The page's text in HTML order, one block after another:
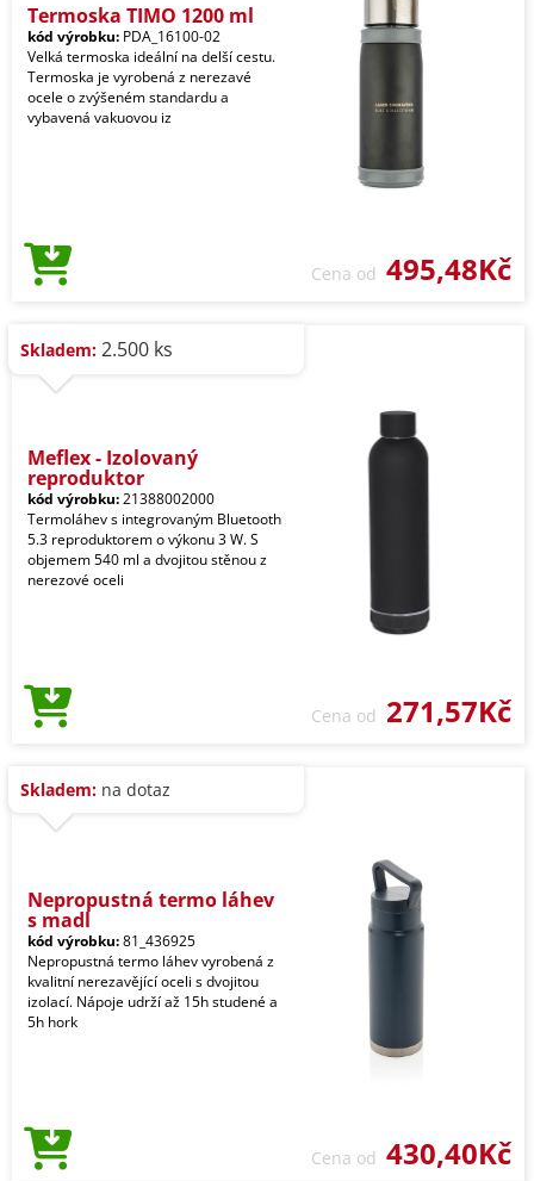
Termoska TIMO 1200 ml
kód výrobku: PDA_16100-02
Velká termoska ideální na delší cestu.
Termoska je vyrobená z nerezavé
ocele o zvýšeném standardu a
vybavená vakuovou iz
Cena od 495,48Kč
Skladem: 2.500 ks
Meflex - Izolovaný
reproduktor
kód výrobku:21388002000
Termoláhev s integrovaným Bluetooth
5.3 reproduktorem o výkonu 3 W. S
objemem 540 ml a dvojitou stěnou z
nerezové oceli
Cena od 271,57Kč
Skladem: na dotaz
Nepropustná termo láhev
s madl
kód výrobku:81_436925
Nepropustná termo láhev vyrobená z
kvalitní nerezavějící oceli s dvojitou
izolací. Nápoje udrží až 15h studené a
5h hork
Cena od 430,40Kč